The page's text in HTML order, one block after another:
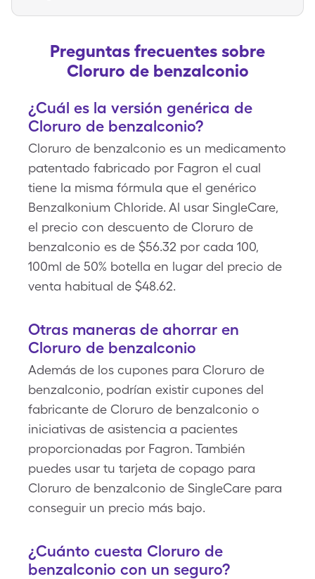
Preguntas frecuentes sobre
Cloruro de benzalconio
¿Cuál es la versión genérica de
Cloruro de benzalconio?
Cloruro de benzalconio es un medicamento
patentado fabricado por Fagron el cual
tiene la misma fórmula que el genérico
Benzalkonium Chloride. Al usar SingleCare,
el precio con descuento de Cloruro de
benzalconio es de $56.32 por cada 100,
100ml de 50% botella en lugar del precio de
venta habitual de $48.62.
Otras maneras de ahorrar en
Cloruro de benzalconio
Además de los cupones para Cloruro de
benzalconio, podrían existir cupones del
fabricante de Cloruro de benzalconio o
iniciativas de asistencia a pacientes
proporcionadas por Fagron. También
puedes usar tu tarjeta de copago para
Cloruro de benzalconio de SingleCare para
conseguir un precio más bajo.
¿Cuánto cuesta Cloruro de
benzalconio con un seguro?